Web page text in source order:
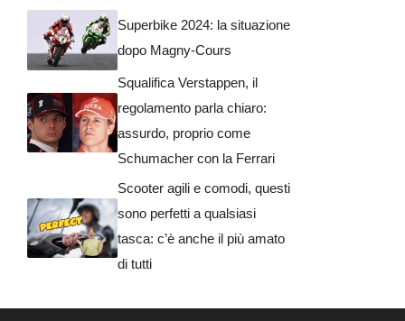
Superbike 2024: la situazione
dopo Magny-Cours
Squalifica Verstappen, il
regolamento parla chiaro:
assurdo, proprio come
Schumacher con la Ferrari
Scooter agili e comodi, questi
sono perfetti a qualsiasi
tasca: c’è anche il più amato
di tutti